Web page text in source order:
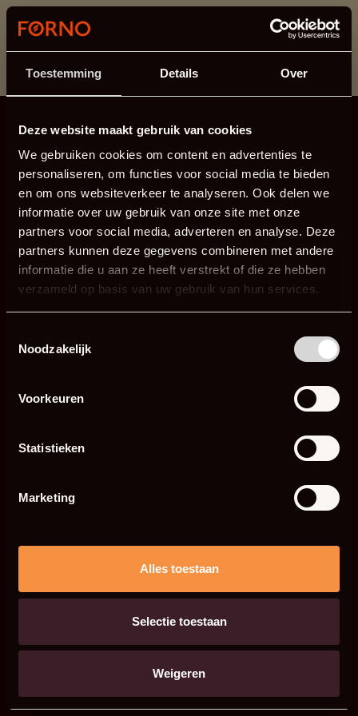
Toestemming Details Over
Deze website maakt gebruik van cookies
We gebruiken cookies om content en advertenties te
personaliseren, om functies voor social media te bieden
en om ons websiteverkeer te analyseren. Ook delen we
informatie over uw gebruik van onze site met onze
partners voor social media, adverteren en analyse. Deze
partners kunnen deze gegevens combineren met andere
informatie die u aan ze heeft verstrekt of die ze hebben
verzameld op basis van uw gebruik van hun services.
Noodzakelijk
Voorkeuren
Statistieken
Marketing
Alles toestaan
Selectie toestaan
Weigeren
This section is currently under maintenance.
If you are missing information, you can call us at +31
413 745 423 or email us at info@forno.eu